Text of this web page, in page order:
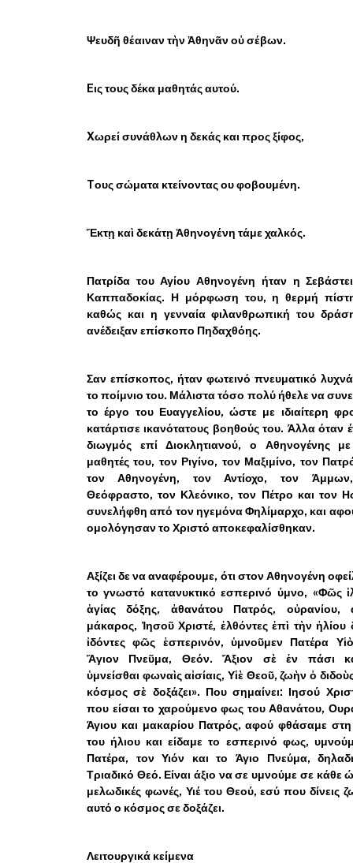
Ψευδῆ θέαιναν τὴν Ἀθηνᾶν οὐ σέβων.
Eις τους δέκα μαθητάς αυτού.
Xωρεί συνάθλων η δεκάς και προς ξίφος,
Tους σώματα κτείνοντας ου φοβουμένη.
Ἕκτῃ καὶ δεκάτῃ Ἀθηνογένη τάμε χαλκός.
Πατρίδα του Αγίου Αθηνογένη ήταν η
Καππαδοκίας. Η μόρφωση του, η θερμή
καθώς και η γενναία φιλανθρωπική του
ανέδειξαν επίσκοπο Πηδαχθόης.
Σαν επίσκοπος, ήταν φωτεινό πνευματικό
το ποίμνιο του. Μάλιστα τόσο πολύ ήθελε να
το έργο του Ευαγγελίου, ώστε με ιδιαίτερη
κατάρτισε ικανότατους βοηθούς του. Άλλα όταν
διωγμός επί Διοκλητιανού, ο Αθηνογένης
μαθητές του, τον Ριγίνο, τον Μαξιμίνο, τον
τον Αθηνογένη, τον Αντίοχο, τον
Θεόφραστο, τον Κλεόνικο, τον Πέτρο και τον
συνελήφθη από τον ηγεμόνα Φηλίμαρχο, και
ομολόγησαν το Χριστό αποκεφαλίσθηκαν.
Αξίζει δε να αναφέρουμε, ότι στον Αθηνογένη
το γνωστό κατανυκτικό εσπερινό ύμνο, «Φῶς
ἁγίας δόξης, ἀθανάτου Πατρός, οὐρανίου,
μάκαρος, Ἰησοῦ Χριστέ, ἐλθόντες ἐπὶ τὴν ἡλίου
ἰδόντες φῶς ἑσπερινόν, ὑμνοῦμεν Πατέρα
Ἅγιον Πνεῦμα, Θεόν. Ἄξιον σὲ ἐν πάσι
ὑμνείσθαι φωναὶς αἰσίαις, Υἱὲ Θεοῦ, ζωὴν ὁ
κόσμος σὲ δοξάζει». Που σημαίνει: Ιησού
που είσαι το χαρούμενο φως του Αθανάτου,
Άγιου και μακαρίου Πατρός, αφού φθάσαμε
του ήλιου και είδαμε το εσπερινό φως,
Πατέρα, τον Υιόν και το Άγιο Πνεύμα,
Τριαδικό Θεό. Είναι άξιο να σε υμνούμε σε κάθε
μελωδικές φωνές, Υιέ του Θεού, εσύ που δίνεις
αυτό ο κόσμος σε δοξάζει.
Λειτουργικά κείμενα